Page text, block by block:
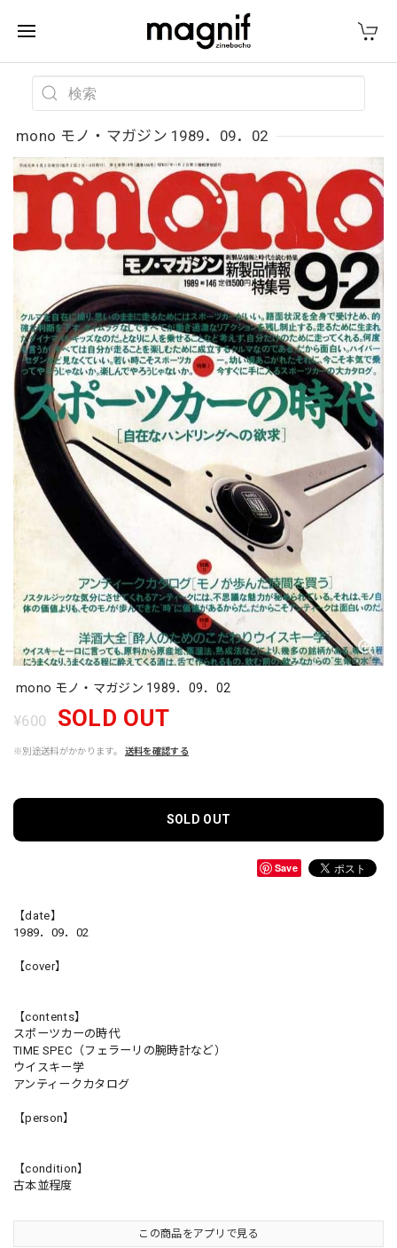
mono モノ・マガジン 1989．09．02
mono モノ・マガジン 1989．09．02
¥600 SOLD OUT
※別途送料がかかります。 送料を確認する
SOLD OUT
Save
【date】
1989．09．02
【cover】
【contents】
スポーツカーの時代
TIME SPEC（フェラーリの腕時計など）
ウイスキー学
アンティークカタログ
【person】
【condition】
古本並程度
この商品をアプリで見る